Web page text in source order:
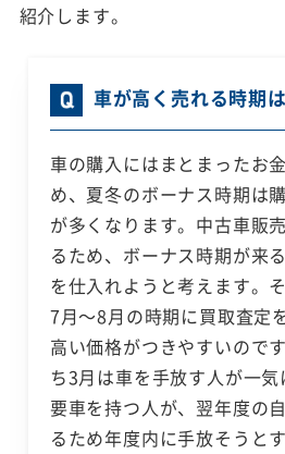
紹介します。
車が高く売れる時期
車の購入にはまとまったお
め、夏冬のボーナス時期は
が多くなります。中古車販
るため、ボーナス時期が来
を仕入れようと考えます。
7月～8月の時期に買取査定
高い価格がつきやすいので
ち3月は車を手放す人が一
要車を持つ人が、翌年度の
るため年度内に手放そうと